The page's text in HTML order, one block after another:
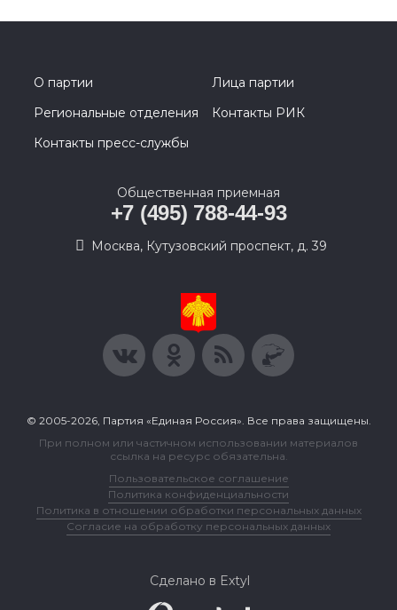
О партии
Лица партии
Региональные отделения
Контакты РИК
Контакты пресс-службы
Общественная приемная
+7 (495) 788-44-93
Москва, Кутузовский проспект, д. 39
© 2005-2026, Партия «Единая Россия». Все права защищены.
При полном или частичном использовании материалов
ссылка на ресурс обязательна.
Пользовательское соглашение
Политика конфиденциальности
Политика в отношении обработки персональных данных
Согласие на обработку персональных данных
Сделано в Extyl